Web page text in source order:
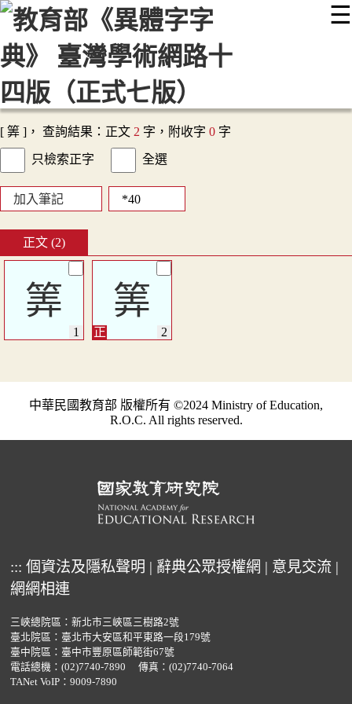
☰
::: 最新消息 常見問題 編輯說明
顯示模式
網站導覽
[ 筭 ]， 查詢結果：正文 2 字，附收字 0 字
只檢索正字 全選
加入筆記
正文 (2)
筭 筭
中華民國教育部 版權所有 ©2024 Ministry of Education,
R.O.C. All rights reserved.
::: 個資法及隱私聲明 | 辭典公眾授權網 | 意見交流 |
網網相連
三峽總院區：新北市三峽區三樹路2號
臺北院區：臺北市大安區和平東路一段179號
臺中院區：臺中市豐原區師範街67號
電話總機： (02)7740-7890
傳真：(02)7740-7064
TANet VoIP：9009-7890